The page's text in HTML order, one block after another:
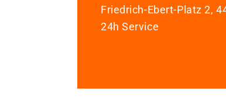
Friedrich-Ebert-Platz 2,
24h Service